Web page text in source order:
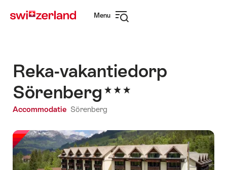
Menu
Reka-vakantiedorp
Sörenberg
Accommodatie Sörenberg